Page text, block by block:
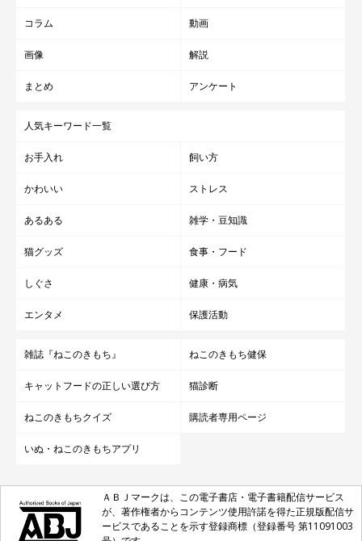
コラム 動画
画像 解説
まとめ アンケート
人気キーワード一覧
お手入れ 飼い方
かわいい ストレス
あるある 雑学・豆知識
猫グッズ 食事・フード
しぐさ 健康・病気
エンタメ 保護活動
雑誌『ねこのきもち』 ねこのきもち健保
キャットフードの正しい選び方 猫診断
ねこのきもちクイズ 購読者専用ページ
いぬ・ねこのきもちアプリ
ＡＢＪマークは、この電子書店・電子書籍配信サービス
が、著作権者からコンテンツ使用許諾を得た正規版配信サ
ービスであることを示す登録商標（登録番号 第11091003